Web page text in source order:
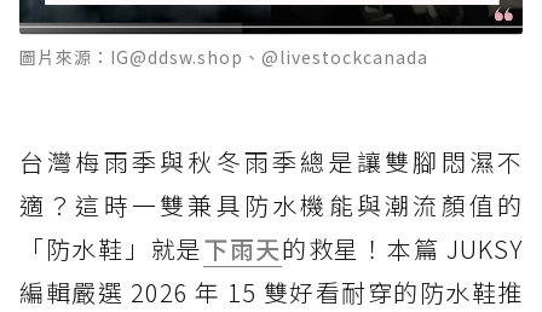
圖片來源：IG@ddsw.shop、@livestockcanada
台灣梅雨季與秋冬雨季總是讓雙腳悶濕不
適？這時一雙兼具防水機能與潮流顏值的
「防水鞋」就是下雨天的救星！本篇 JUKSY
編輯嚴選 2026 年 15 雙好看耐穿的防水鞋推